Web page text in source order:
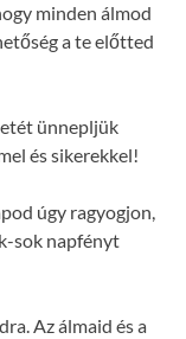
minden álmod
a te előtted
ünnepljük
és sikerekkel!
úgy ragyogjon,
sok napfényt
Az álmaid és a